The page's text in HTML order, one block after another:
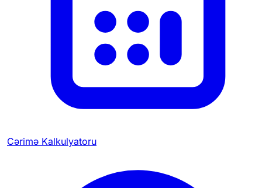
Cərimə Kalkulyatoru